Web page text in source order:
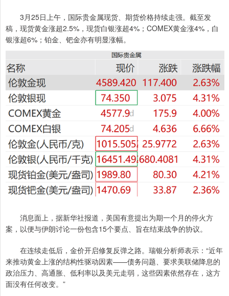
3月25日上午，国际贵金属现货、期货价格持续走强。截至发
稿，现货黄金涨超2.5%，现货白银涨超4%；COMEX黄金涨4%，白
银涨超6%；铂金、钯金亦有明显涨幅。
消息面上，据新华社报道，美国有意提出为期一个月的停火方
案，以便与伊朗讨论一份包含15个要点、旨在结束战争的协议。
在连续走低后，金价开启修复反弹之路。瑞银分析师表示：“近年
来推动黄金上涨的结构性驱动因素——债务问题、要求美联储降息的
政治压力、高通胀、低利率以及美元走弱，这些因素依然存在，这方
面没有任何改变。”